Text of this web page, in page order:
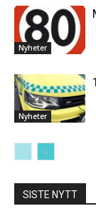
Nyheter
Nyheter
SISTE NYTT